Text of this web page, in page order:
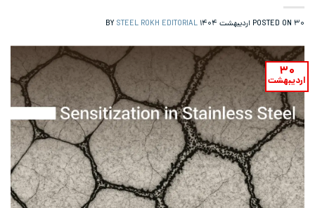
POSTED ON ۳۰ اردیبهشت ۱۴۰۴ STEEL ROKH EDITORIAL
۳۰
اردیبهشت